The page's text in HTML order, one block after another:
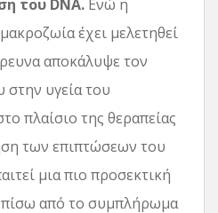
του DNA. Ενώ η
έχει μελετηθεί
αποκάλυψε τον
στην υγεία του
πλαίσιο της θεραπείας
των επιπτώσεων του
μια πιο προσεκτική
πίσω από το συμπλήρωμα